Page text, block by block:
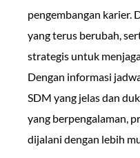
pengembangan karier.
yang terus berubah,
strategis untuk
Dengan informasi
SDM yang jelas dan
yang berpengalaman,
dijalani dengan lebih